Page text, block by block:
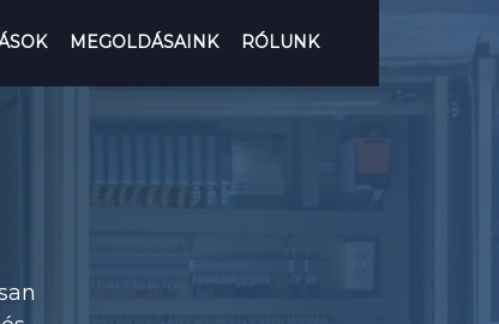
MEGOLDÁSAINK RÓLUNK